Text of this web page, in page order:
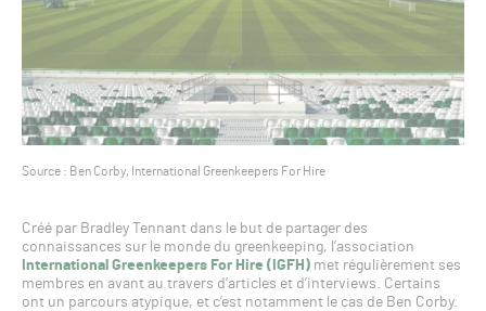
Source : Ben Corby, International Greenkeepers For Hire
Créé par Bradley Tennant dans le but de partager des
connaissances sur le monde du greenkeeping, l’association
International Greenkeepers For Hire (IGFH)met régulièrement ses
membres en avant au travers d’articles et d’interviews. Certains
ont un parcours atypique, et c’est notamment le cas de Ben Corby.